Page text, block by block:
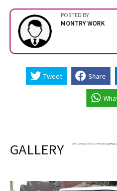
POSTED BY
MONTRY WORK
Tweet Share
GALLERY